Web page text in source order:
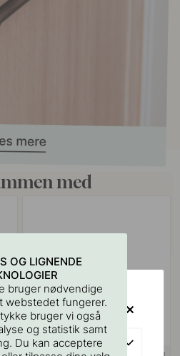
med
+ FARVER
OG LIGNENDE
bruger nødvendige
webstedet fungerer.
bruger vi også
og statistik samt
Du kan acceptere
VISIT?